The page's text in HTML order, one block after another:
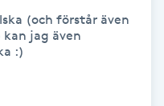
(och förstår även
jag även
:)